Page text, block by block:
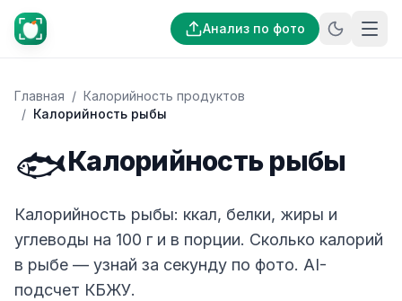
Анализ по фото
Главная / Калорийность продуктов
/ Калорийность рыбы
🐟Калорийность рыбы
Калорийность рыбы: ккал, белки, жиры и
углеводы на 100 г и в порции. Сколько калорий
в рыбе — узнай за секунду по фото. AI-
подсчет КБЖУ.